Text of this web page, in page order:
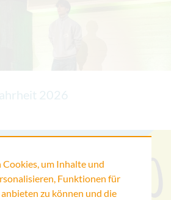
um Inhalte und
Funktionen für
zu können und die
2026